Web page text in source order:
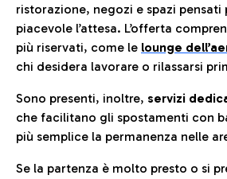
ristorazione, negozi e spazi pensati
piacevole l’attesa. L’offerta
più riservati, come le lounge
chi desidera lavorare o rilassarsi
Sono presenti, inoltre, servizi
che facilitano gli spostamenti con
più semplice la permanenza nelle
Se la partenza è molto presto o si